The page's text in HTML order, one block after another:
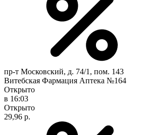
пр-т Московский, д. 74/1, пом. 143
Витебская Фармация Аптека №164
Открыто
в 16:03
Открыто
29,96 р.